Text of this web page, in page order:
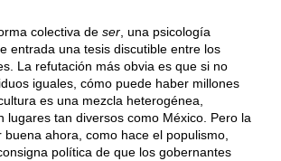
colectiva de ser, una psicología
entrada una tesis discutible entre los
La refutación más obvia es que si no
iguales, cómo puede haber millones
es una mezcla heterogénea,
lugares tan diversos como México. Pero la
buena ahora, como hace el populismo,
política de que los gobernantes